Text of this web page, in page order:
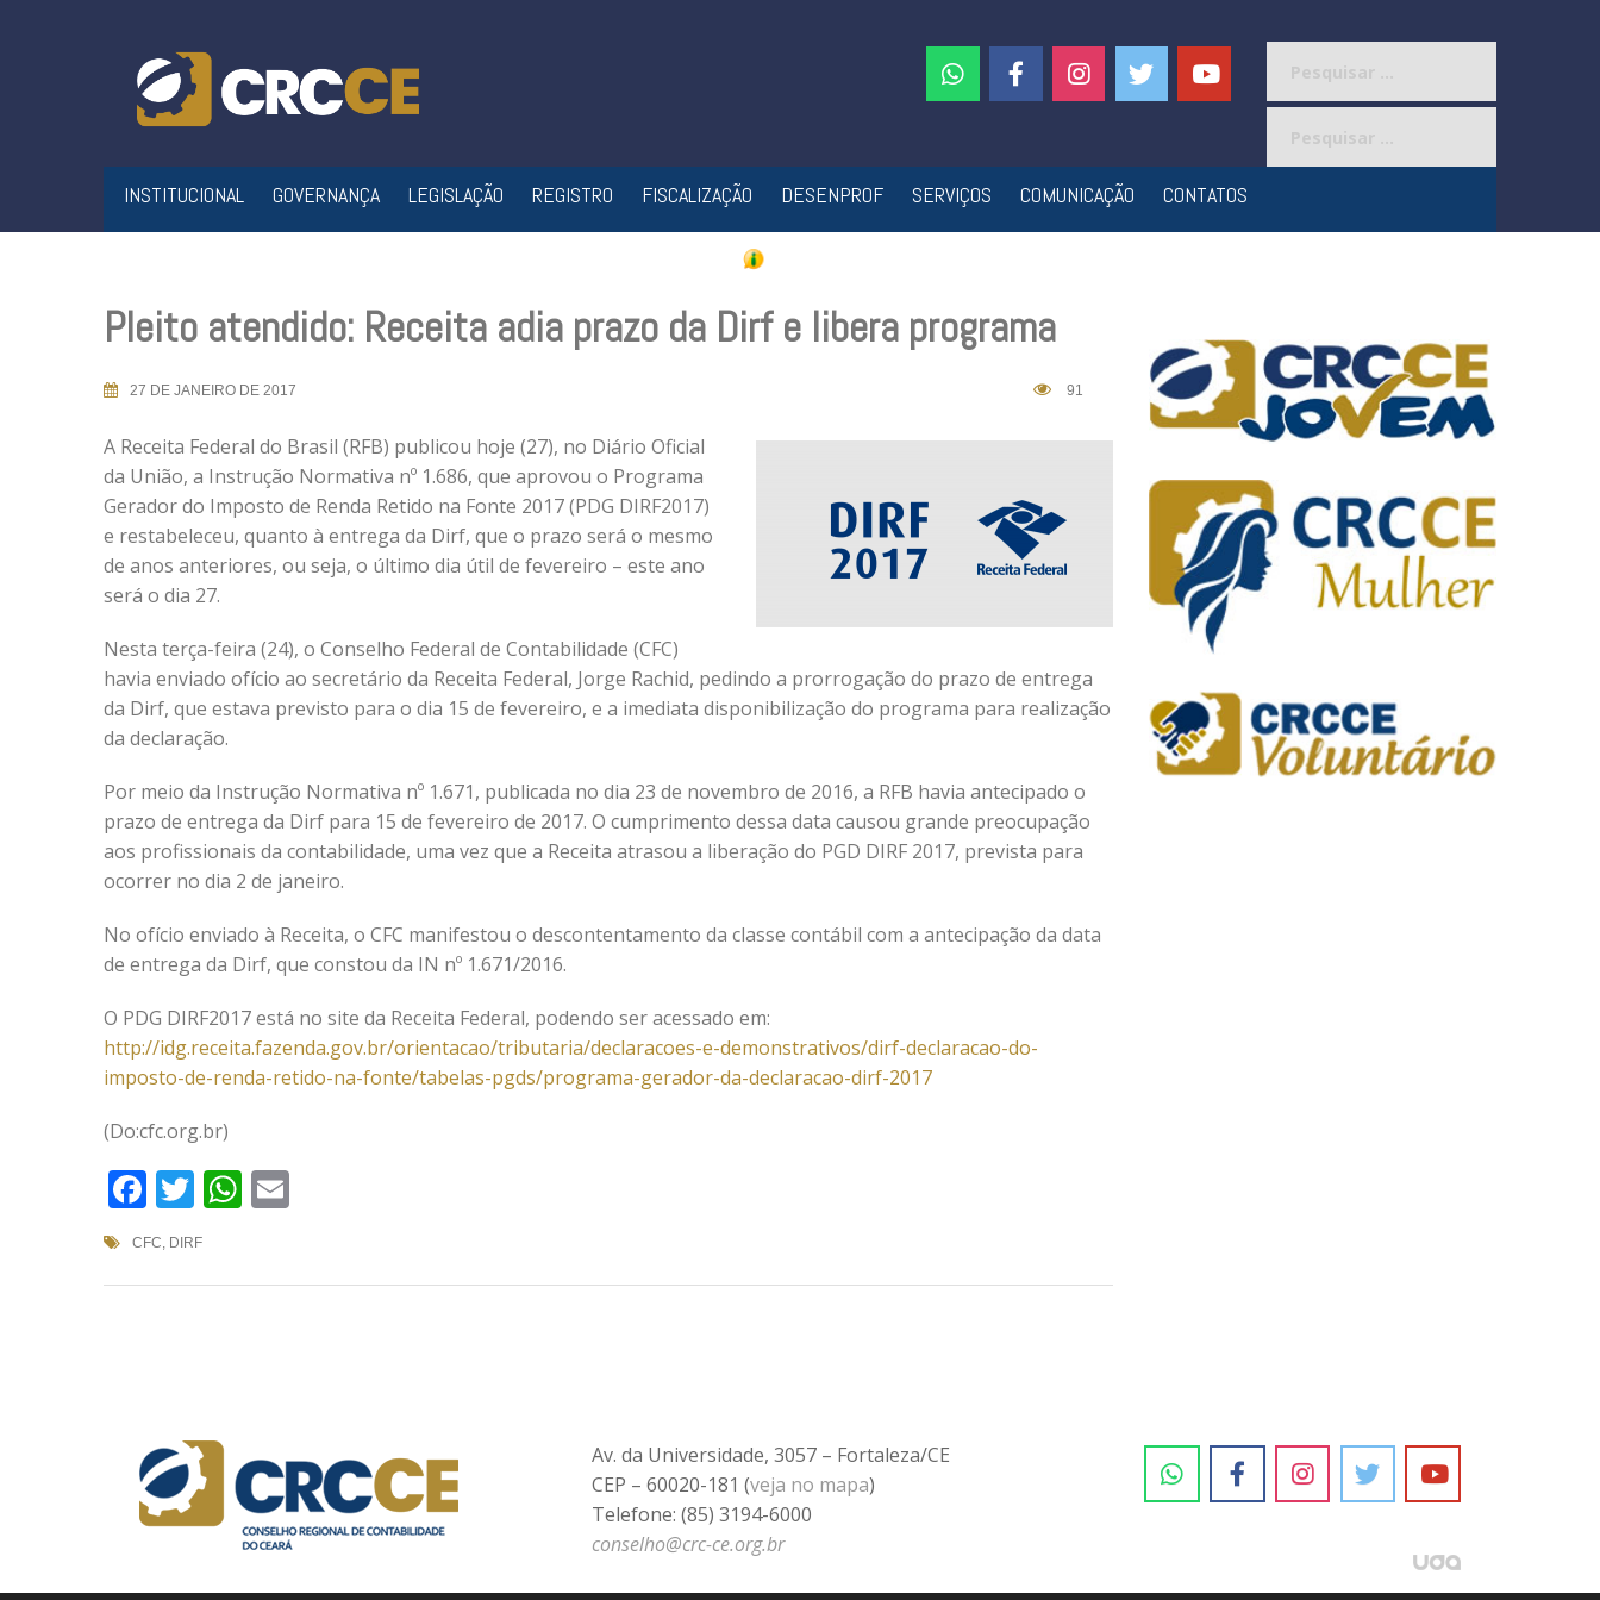
INSTITUCIONAL GOVERNANÇA LEGISLAÇÃO REGISTRO FISCALIZAÇÃO DESENPROF SERVIÇOS COMUNICAÇÃO CONTATOS
Pleito atendido: Receita adia prazo da Dirf e libera programa
27 DE JANEIRO DE 2017 91
A Receita Federal do Brasil (RFB) publicou hoje (27), no Diário Oficial
da União, a Instrução Normativa nº 1.686, que aprovou o Programa
Gerador do Imposto de Renda Retido na Fonte 2017 (PDG DIRF2017)
e restabeleceu, quanto à entrega da Dirf, que o prazo será o mesmo
de anos anteriores, ou seja, o último dia útil de fevereiro – este ano
será o dia 27.
Nesta terça-feira (24), o Conselho Federal de Contabilidade (CFC)
havia enviado ofício ao secretário da Receita Federal, Jorge Rachid, pedindo a prorrogação do prazo de entrega
da Dirf, que estava previsto para o dia 15 de fevereiro, e a imediata disponibilização do programa para realização
da declaração.
Por meio da Instrução Normativa nº 1.671, publicada no dia 23 de novembro de 2016, a RFB havia antecipado o
prazo de entrega da Dirf para 15 de fevereiro de 2017. O cumprimento dessa data causou grande preocupação
aos profissionais da contabilidade, uma vez que a Receita atrasou a liberação do PGD DIRF 2017, prevista para
ocorrer no dia 2 de janeiro.
No ofício enviado à Receita, o CFC manifestou o descontentamento da classe contábil com a antecipação da data
de entrega da Dirf, que constou da IN nº 1.671/2016.
O PDG DIRF2017 está no site da Receita Federal, podendo ser acessado em:
http://idg.receita.fazenda.gov.br/orientacao/tributaria/declaracoes-e-demonstrativos/dirf-declaracao-do-
imposto-de-renda-retido-na-fonte/tabelas-pgds/programa-gerador-da-declaracao-dirf-2017
(Do:cfc.org.br)
Facebook
TwitterWhatsApp
CFC, DIRF
Av. da Universidade, 3057 – Fortaleza/CE
CEP – 60020-181 (veja no mapa)
Telefone: (85) 3194-6000
conselho@crc-ce.org.br